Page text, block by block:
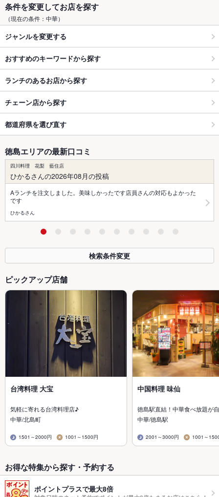
条件を変更してお店を探す
（現在の条件：中華）
ジャンルを変更する
おすすめのキーワードから探す
ランチのあるお店から探す
チェーン店から探す
都道府県を選び直す
徳島エリアの最新口コミ
四川料理 花梨 藍住店
ひかるさんの2026年08月の投稿
Aランチを注文しました。美味しかったです店員さんの対応もよかった
です
ひかるさん
検索条件変更
ピックアップ店舗
台湾料理 大宝
気軽に寄れる台湾料理店♪
中華/北島町
1501～2000円 1001～1500円
中国料理 味仙
徳島駅直結！中華食べ放題が
中華/徳島駅
2001～3000円 1001～
お得な特集から探す・予約する
ポイントプラスで最大8倍